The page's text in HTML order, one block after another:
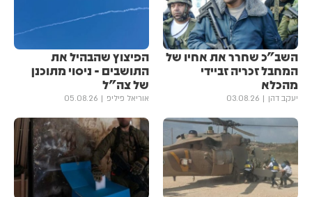
השב"כ שחרר את אחיו של
המחבל זכריה זביידי
מהכלא
יעקב דהן 03.08.26
הפיצוץ שהבהיל את
התושבים - ניסוי מתוכנן
של צה"ל
אוריאל פיליפ 05.08.26